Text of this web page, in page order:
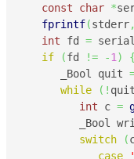
const
char *
fprintf(stderr,
int fd =
if
(fd != -1 ) {
      _Bool quit
while
( ! quit
int c =
_Bool
switch
(
case